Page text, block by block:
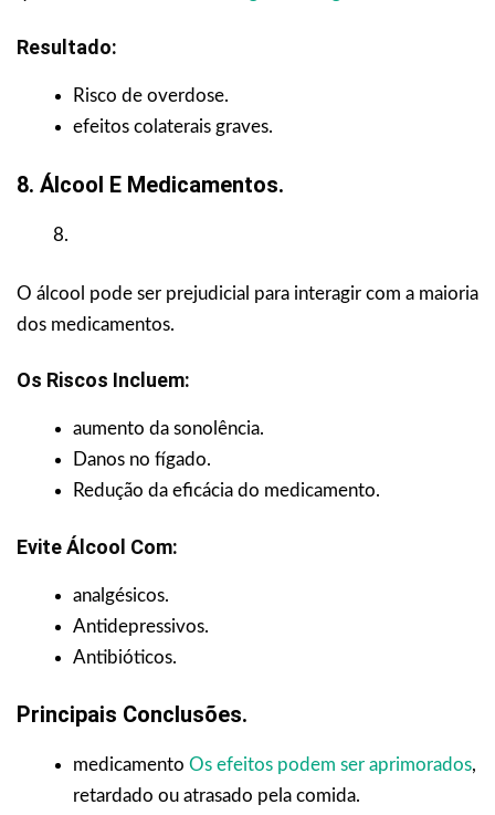
Resultado:
Risco de overdose.
efeitos colaterais graves.
8. Álcool E Medicamentos.
O álcool pode ser prejudicial para interagir com a maioria
dos medicamentos.
Os Riscos Incluem:
aumento da sonolência.
Danos no fígado.
Redução da eficácia do medicamento.
Evite Álcool Com:
analgésicos.
Antidepressivos.
Antibióticos.
Principais Conclusões.
medicamento Os efeitos podem ser aprimorados,
retardado ou atrasado pela comida.